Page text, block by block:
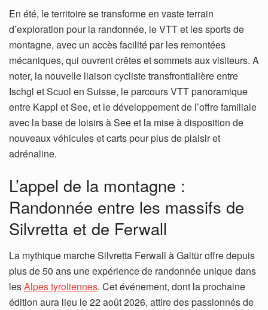
En été, le territoire se transforme en vaste terrain
d’exploration pour la randonnée, le VTT et les sports de
montagne, avec un accès facilité par les remontées
mécaniques, qui ouvrent crêtes et sommets aux visiteurs. A
noter, la nouvelle liaison cycliste transfrontialière entre
Ischgl et Scuol en Suisse, le parcours VTT panoramique
entre Kappl et See, et le développement de l’offre familiale
avec la base de loisirs à See et la mise à disposition de
nouveaux véhicules et carts pour plus de plaisir et
adrénaline.
L’appel de la montagne :
Randonnée entre les massifs de
Silvretta et de Ferwall
La mythique marche Silvretta Ferwall à Galtür offre depuis
plus de 50 ans une expérience de randonnée unique dans
lesAlpes tyroliennes. Cet événement, dont la prochaine
édition aura lieu le 22 août 2026, attire des passionnés de